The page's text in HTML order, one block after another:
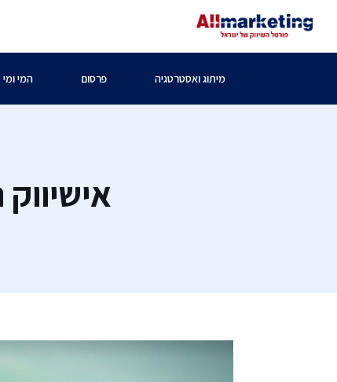
מיתוג ואסטרטגיה פרסום המי ומי